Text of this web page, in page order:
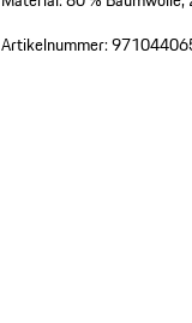
Artikelnummer: